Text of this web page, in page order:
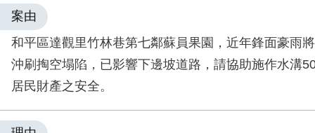
案由
和平區達觀里竹林巷第七鄰蘇員果園，近年鋒面豪雨
沖刷掏空塌陷，已影響下邊坡道路，請協助施作水溝
居民財產之安全。